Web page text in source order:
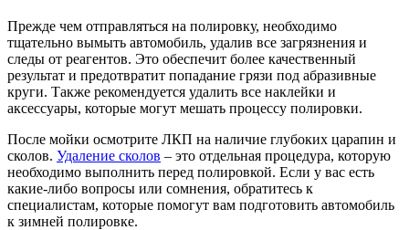
Прежде чем отправляться на полировку, необходимо
тщательно вымыть автомобиль, удалив все загрязнения и
следы от реагентов. Это обеспечит более качественный
результат и предотвратит попадание грязи под абразивные
круги. Также рекомендуется удалить все наклейки и
аксессуары, которые могут мешать процессу полировки.
После мойки осмотрите ЛКП на наличие глубоких царапин и
сколов. Удаление сколов – это отдельная процедура, которую
необходимо выполнить перед полировкой. Если у вас есть
какие-либо вопросы или сомнения, обратитесь к
специалистам, которые помогут вам подготовить автомобиль
к зимней полировке.